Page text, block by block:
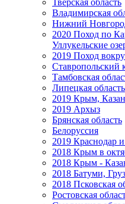
Тверская область
Владимирская
Нижний
2020 Поход по
Уллукельские
2019 Поход
Ставропольский
Тамбовская
Липецкая область
2019 Крым,
2019 Архыз
Брянская область
Белоруссия
2019 Краснодар
2018 Крым в
2018 Крым -
2018 Батуми,
2018 Псковская
Ростовская